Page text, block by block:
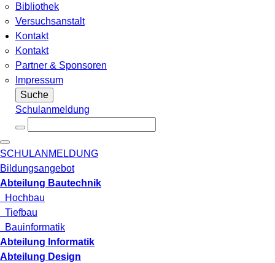
Bibliothek
Versuchsanstalt
Kontakt
Kontakt
Partner & Sponsoren
Impressum
Suche
Schulanmeldung
SCHULANMELDUNG
Bildungsangebot
Abteilung Bautechnik
Hochbau
Tiefbau
Bauinformatik
Abteilung Informatik
Abteilung Design